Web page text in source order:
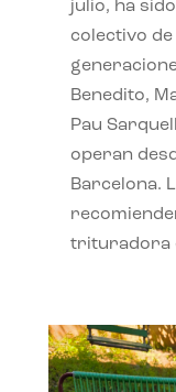
julio, ha
colectivo
Benedito,
Pau
operan
Barcelona.
trituradora